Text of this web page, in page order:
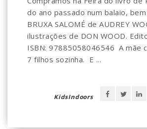
do ano passado num balaio,
BRUXA SALOMÉ de AUDREY
ilustrações de DON WOOD.
ISBN: 97885058046546 A mãe
7 filhos sozinha. E ...
KidsIndoors